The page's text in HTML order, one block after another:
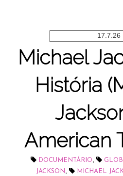
17.7.26
Michael
História
American
DOCUMENTÁRIO
JACKSON
MICHAEL